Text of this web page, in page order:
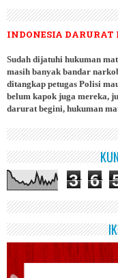
INDONESIA DARURAT
Sudah dijatuhi hukuman
masih banyak bandar
ditangkap petugas Polisi
belum kapok juga mereka,
darurat begini, hukuman
3 6